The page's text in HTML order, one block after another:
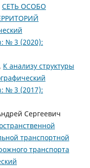
СЕТЬ ОСОБО
№ 3 (2020):
К анализу структуры
№ 3 (2017):
Сергеевич
транспортной
транспорта